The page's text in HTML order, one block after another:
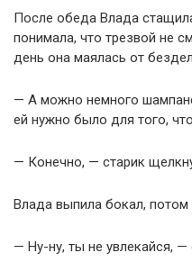
После обеда Влада
понимала, что трезвой не
день она маялась от
— А можно немного
ей нужно было для того,
— Конечно, — старик
Влада выпила бокал, потом
— Ну-ну, ты не увлекайся, —